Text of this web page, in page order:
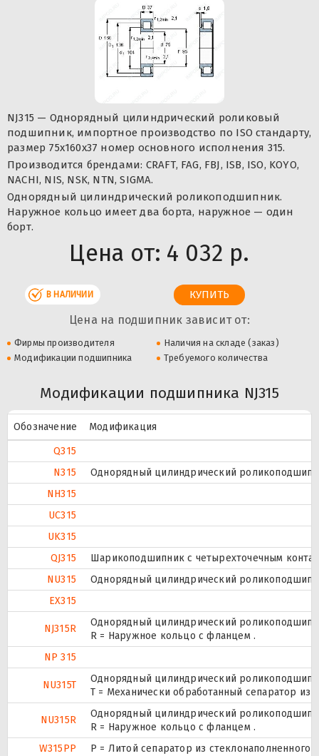
NJ315 — Однорядный цилиндрический роликовый
подшипник, импортное производство по ISO стандарту,
размер 75x160x37 номер основного исполнения 315.
Производится брендами: CRAFT, FAG, FBJ, ISB, ISO, KOYO,
NACHI, NIS, NSK, NTN, SIGMA.
Однорядный цилиндрический роликоподшипник.
Наружное кольцо имеет два борта, наружное — один
борт.
Цена от: 4 032 р.
В НАЛИЧИИ
Цена на подшипник зависит от:
Фирмы производителя
Наличия на складе (заказ)
Модификации подшипника
Требуемого количества
Модификации подшипника NJ315
Обозначение
Модификация
Q315
N315
Однорядный цилиндрический
NH315
UC315
UK315
QJ315
Шарикоподшипник с четырехточечным
NU315
Однорядный цилиндрический
EX315
NJ315R
Однорядный цилиндрический
R = Наружное кольцо с фланцем .
NP 315
NU315T
Однорядный цилиндрический
T = Механически обработанный сепаратор из
NU315R
Однорядный цилиндрический
R = Наружное кольцо с фланцем .
W315PP
P = Литой сепаратор из